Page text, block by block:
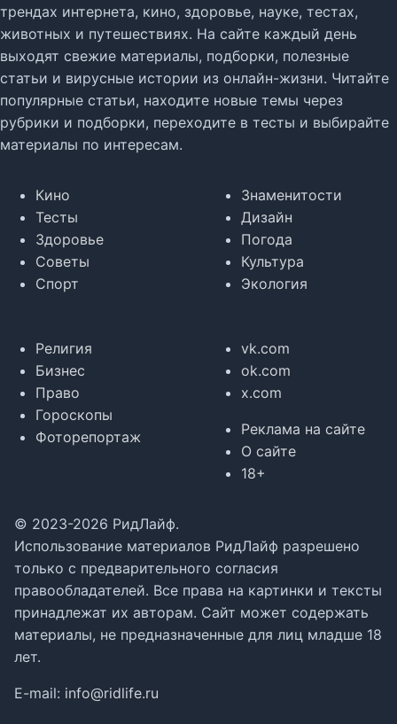
трендах интернета, кино, здоровье, науке, тестах,
животных и путешествиях. На сайте каждый день
выходят свежие материалы, подборки, полезные
статьи и вирусные истории из онлайн-жизни. Читайте
популярные статьи, находите новые темы через
рубрики и подборки, переходите в тесты и выбирайте
материалы по интересам.
Кино
Тесты
Здоровье
Советы
Спорт
Знаменитости
Дизайн
Погода
Культура
Экология
Религия
Бизнес
Право
Гороскопы
Фоторепортаж
vk.com
ok.com
x.com
Реклама на сайте
О сайте
18+
© 2023-2026 РидЛайф.
Использование материалов РидЛайф разрешено
только с предварительного согласия
правообладателей. Все права на картинки и тексты
принадлежат их авторам. Сайт может содержать
материалы, не предназначенные для лиц младше 18
лет.
E-mail: info@ridlife.ru